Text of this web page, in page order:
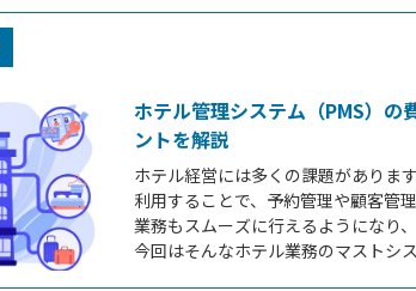
ホテル管理システム（PMS）の
ントを解説
ホテル経営には多くの課題があり
利用することで、予約管理や顧客管
業務もスムーズに行えるようになり
今回はそんなホテル業務のマストシ